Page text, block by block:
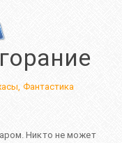
, Фантастика
Никто не может